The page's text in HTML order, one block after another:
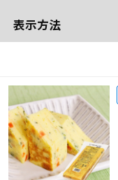
表示方法